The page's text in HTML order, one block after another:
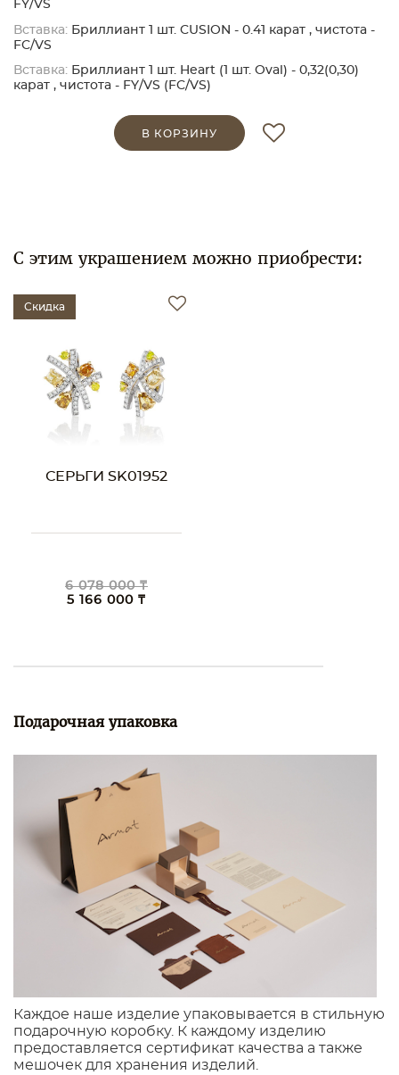
FY/VS
Вставка: Бриллиант 1 шт. CUSION - 0.41 карат , чистота -
FC/VS
Вставка: Бриллиант 1 шт. Heart (1 шт. Oval) - 0,32(0,30)
карат , чистота - FY/VS (FC/VS)
В КОРЗИНУ
С этим украшением можно приобрести:
Скидка
СЕРЬГИ SK01952
6 078 000 ₸
5 166 000 ₸
Подарочная упаковка
Каждое наше изделие упаковывается в стильную
подарочную коробку. К каждому изделию
предоставляется сертификат качества а также
мешочек для хранения изделий.